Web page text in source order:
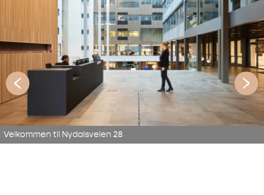
Velkommen til Nydalsveien 28